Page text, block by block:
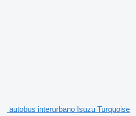
autobus interurbano Isuzu Turquoise